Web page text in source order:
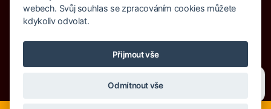
Pojištění proti úpadku 125 000 000 Kč
webech. Svůj souhlas se zpracováním cookies můžete
kdykoliv odvolat.
Přijmout vše
Odmítnout vše
Chettyho.